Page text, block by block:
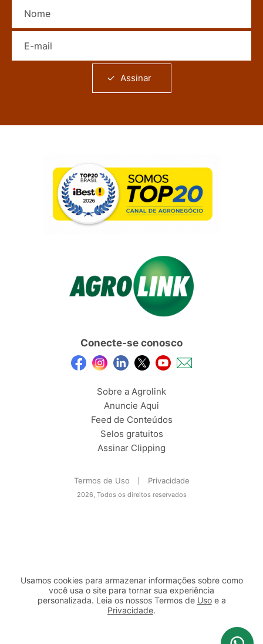
Assinar
Conecte-se conosco
Sobre a Agrolink
Anuncie Aqui
Feed de Conteúdos
Selos gratuitos
Assinar Clipping
Termos de Uso Privacidade
2026, Todos os direitos reservados
Usamos cookies para armazenar informações sobre como
você usa o site para tornar sua experiência
personalizada. Leia os nossos Termos de Usoe a
Privacidade.